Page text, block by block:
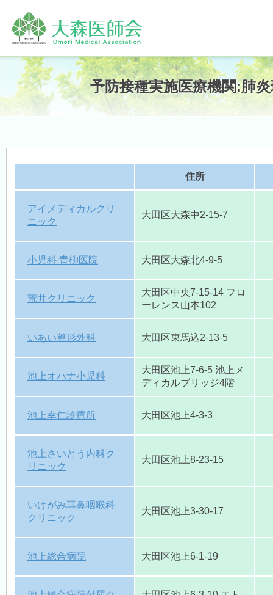
ホーム
プライバシーポリシー
支援サービス
休日診療 （医師会診療所）
医療機関案内
各種検診
アクセス・交通
リンク集
会員用ページ
予防接種実施医療機関:肺
住所
アイメディカルクリ
ニック
大田区大森中2-15-7
小児科 青柳医院 大田区大森北4-9-5
荒井クリニック
大田区中央7-15-14 フロ
ーレンス山本102
いあい整形外科 大田区東馬込2-13-5
池上オハナ小児科
大田区池上7-6-5 池上メ
ディカルブリッジ4階
池上幸仁診療所 大田区池上4-3-3
池上さいとう内科ク
リニック
大田区池上8-23-15
いけがみ耳鼻咽喉科
クリニック
大田区池上3-30-17
池上総合病院 大田区池上6-1-19